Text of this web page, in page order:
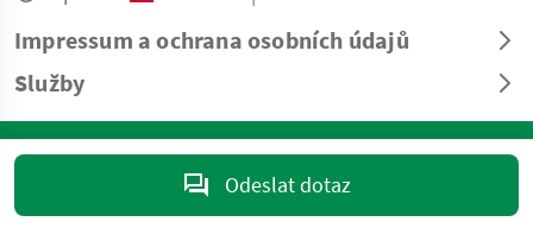
Odeslat dotaz
Impressum a ochrana osobních údajů
Služby
© Copyright 2026 Landwirt.com GmbH Všechna práva vyhrazena. Veškeré
informace bez záruky – vyhrazeny tiskové a sazební chyby.